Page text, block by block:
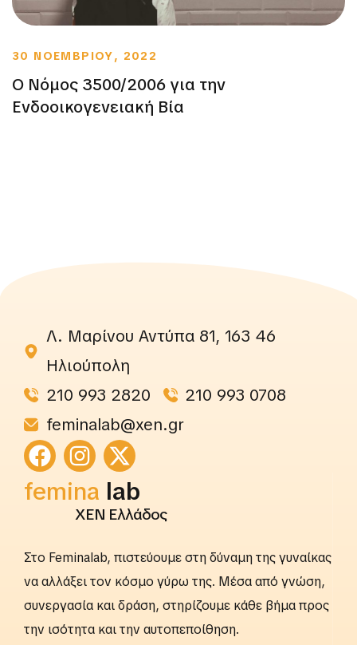
30 ΝΟΕΜΒΡΙΟΥ, 2022
Ο Νόμος 3500/2006 για την
Ενδοοικογενειακή Βία
Λ. Μαρίνου Αντύπα 81, 163 46
Ηλιούπολη
210 993 2820
210 993 0708
feminalab@xen.gr
femina lab
ΧΕΝ Ελλάδος
Στο Feminalab, πιστεύουμε στη δύναμη της γυναίκας
να αλλάξει τον κόσμο γύρω της. Μέσα από γνώση,
συνεργασία και δράση, στηρίζουμε κάθε βήμα προς
την ισότητα και την αυτοπεποίθηση.